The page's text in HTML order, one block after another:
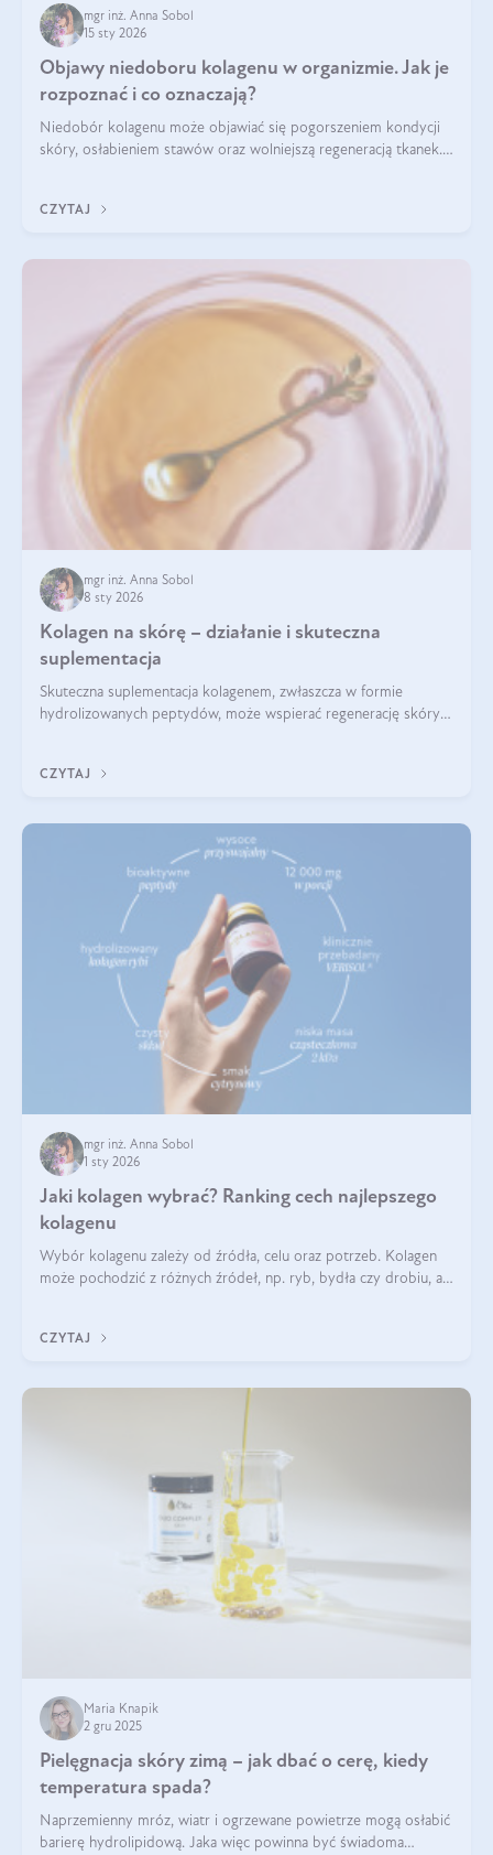
mgr inż. Anna Sobol
15 sty 2026
Objawy niedoboru kolagenu w organizmie. Jak je
rozpoznać i co oznaczają?
Niedobór kolagenu może objawiać się pogorszeniem kondycji
skóry, osłabieniem stawów oraz wolniejszą regeneracją tkanek.
osłabienie włosów.
CZYTAJ
mgr inż. Anna Sobol
8 sty 2026
Kolagen na skórę – działanie i skuteczna
suplementacja
Skuteczna suplementacja kolagenem, zwłaszcza w formie
hydrolizowanych peptydów, może wspierać regenerację skóry i
CZYTAJ
mgr inż. Anna Sobol
1 sty 2026
Jaki kolagen wybrać? Ranking cech najlepszego
kolagenu
Wybór kolagenu zależy od źródła, celu oraz potrzeb. Kolagen
może pochodzić z różnych źródeł, np. ryb, bydła czy drobiu, a
bydlęcy.
CZYTAJ
Maria Knapik
2 gru 2025
Pielęgnacja skóry zimą – jak dbać o cerę, kiedy
temperatura spada?
Naprzemienny mróz, wiatr i ogrzewane powietrze mogą osłabić
barierę hydrolipidową. Jaka więc powinna być świadoma